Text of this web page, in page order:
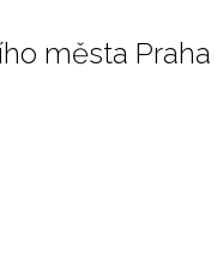
města Praha